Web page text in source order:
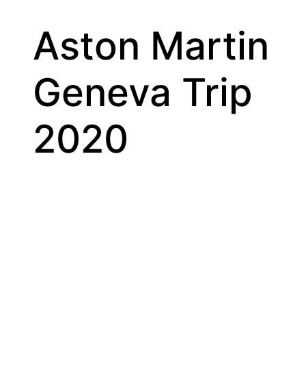
Aston Martin
Geneva Trip
2020